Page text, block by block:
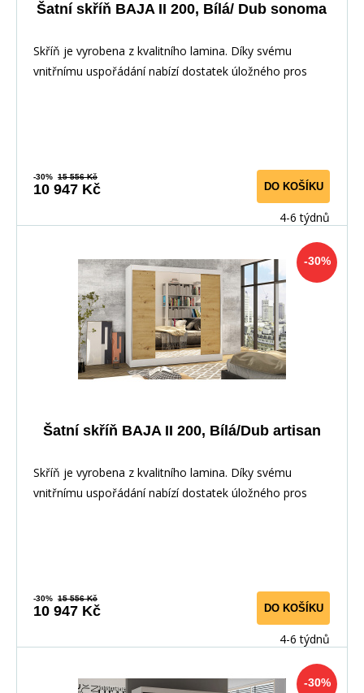
Šatní skříň BAJA II 200, Bílá/ Dub sonoma
Skříň je vyrobena z kvalitního lamina. Díky svému
vnitřnímu uspořádání nabízí dostatek úložného pros
-30% 15 556 Kč
10 947 Kč DO KOŠÍKU
4-6 týdnů
-30%
Šatní skříň BAJA II 200, Bílá/Dub artisan
Skříň je vyrobena z kvalitního lamina. Díky svému
vnitřnímu uspořádání nabízí dostatek úložného pros
-30% 15 556 Kč
10 947 Kč DO KOŠÍKU
4-6 týdnů
-30%